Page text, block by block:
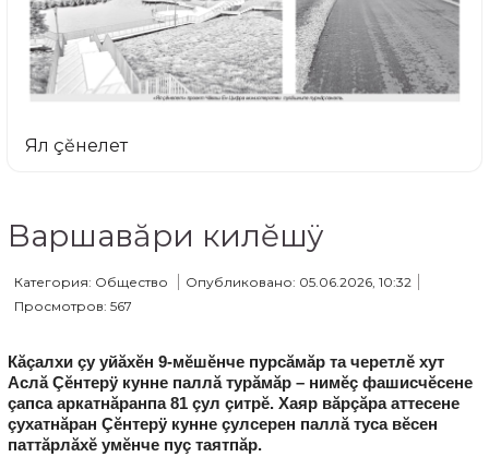
Ял çĕнелет
Варшавăри килĕшÿ
Категория: Общество
Опубликовано: 05.06.2026, 10:32
Просмотров: 567
Кăçалхи çу уйăхĕн 9-мĕшĕнче пурсăмăр та черетлĕ хут
Аслă Çĕнтерÿ кунне паллă турăмăр – нимĕç фашисчĕсене
çапса аркатнăранпа 81 çул çитрĕ. Хаяр вăрçăра аттесене
çухатнăран Çĕнтерÿ кунне çулсерен паллă туса вĕсен
паттăрлăхĕ умĕнче пуç таятпăр.